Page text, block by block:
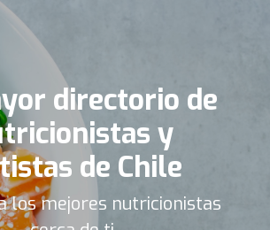
directorio de
y
de Chile
los mejores nutricionistas